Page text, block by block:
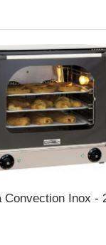
Convection Inox -